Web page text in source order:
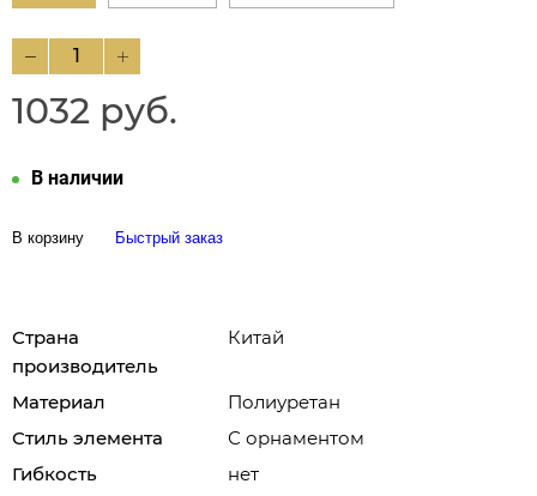
1032 руб.
В наличии
В корзину Быстрый заказ
Страна
производитель
Китай
Материал
Полиуретан
Стиль элемента
С орнаментом
Гибкость
нет